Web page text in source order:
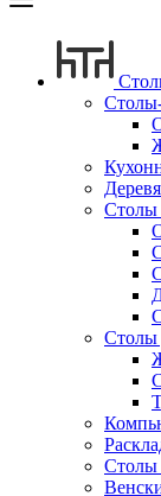
Столы
Столы
Столы